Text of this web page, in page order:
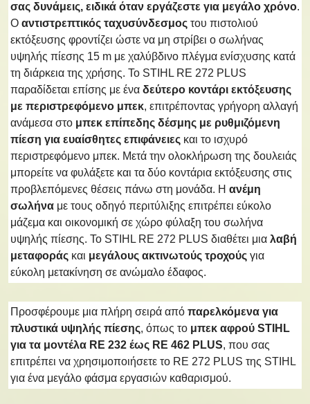
σας δυνάμεις, ειδικά όταν εργάζεστε για μεγάλο χρόνο.
Ο αντιστρεπτικός ταχυσύνδεσμος του πιστολιού
εκτόξευσης φροντίζει ώστε να μη στρίβει ο σωλήνας
υψηλής πίεσης 15 m με χαλύβδινο πλέγμα ενίσχυσης κατά
τη διάρκεια της χρήσης. Το STIHL RE 272 PLUS
παραδίδεται επίσης με ένα δεύτερο κοντάρι εκτόξευσης
με περιστρεφόμενο μπεκ, επιτρέποντας γρήγορη αλλαγή
ανάμεσα στο μπεκ επίπεδης δέσμης με ρυθμιζόμενη
πίεση για ευαίσθητες επιφάνειες και το ισχυρό
περιστρεφόμενο μπεκ. Μετά την ολοκλήρωση της δουλειάς
μπορείτε να φυλάξετε και τα δύο κοντάρια εκτόξευσης στις
προβλεπόμενες θέσεις πάνω στη μονάδα. Η ανέμη
σωλήνα με τους οδηγό περιτύλιξης επιτρέπει εύκολο
μάζεμα και οικονομική σε χώρο φύλαξη του σωλήνα
υψηλής πίεσης. Το STIHL RE 272 PLUS διαθέτει μια λαβή
μεταφοράς και μεγάλους ακτινωτούς τροχούς για
εύκολη μετακίνηση σε ανώμαλο έδαφος.
Προσφέρουμε μια πλήρη σειρά από παρελκόμενα για
πλυστικά υψηλής πίεσης, όπως το μπεκ αφρού STIHL
για τα μοντέλα RE 232 έως RE 462 PLUS, που σας
επιτρέπει να χρησιμοποιήσετε το RE 272 PLUS της STIHL
για ένα μεγάλο φάσμα εργασιών καθαρισμού.